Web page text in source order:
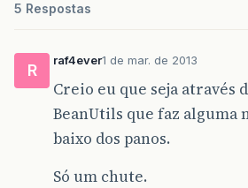
5 Respostas
R
raf4ever1 de mar. de 2013
Creio eu que seja através
BeanUtils que faz alguma
baixo dos panos.
Só um chute.